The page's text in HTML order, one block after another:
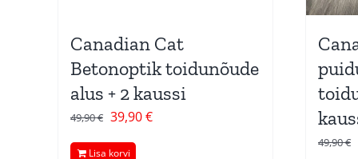
Canadian Cat
Betonoptik toidunõude
alus + 2 kaussi
49,90€ Algne
hind
39,90€Current
Lisa korvi
49,90€